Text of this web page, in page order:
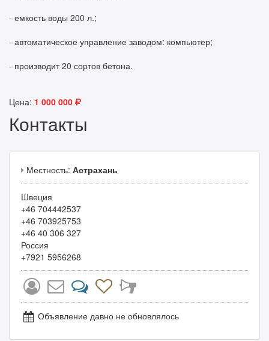
- емкость воды 200 л.;
- автоматическое управление заводом: компьютер;
- производит 20 сортов бетона.
Цена: 1 000 000
Контакты
Местность: Астрахань
Швеция
+46 704442537
+46 703925753
+46 40 306 327
Россия
+7921 5956268
Объявление давно не обновлялось